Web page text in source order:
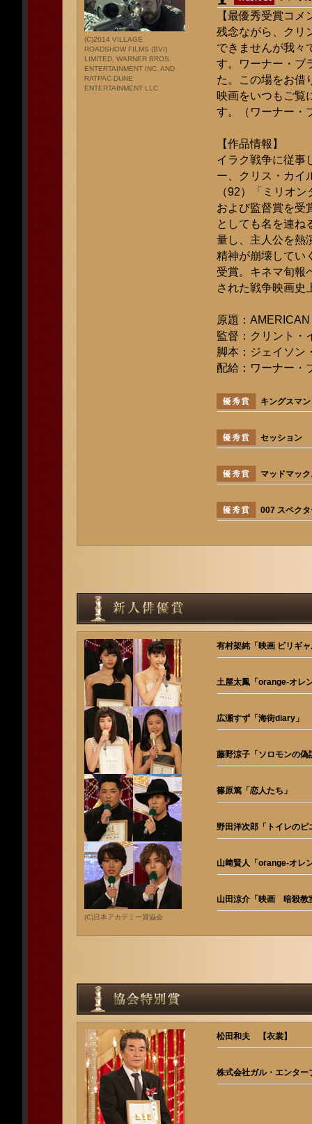
(C)2014 VILLAGE
ROADSHOW FILMS (BVI)
LIMITED, WARNER BROS.
ENTERTAINMENT INC. AND
RATPAC-DUNE
ENTERTAINMENT LLC
【最優秀受賞コメ
残念ながら、クリ
できませんが我々
す。ワーナー・ブ
た。この場をお借
映画をいつもご覧
す。（ワーナー・
【作品情報】
イラク戦争に従事
ー、クリス・カイ
（92）「ミリオ
および監督賞を受
としても名を連ね
量し、主人公を熱
精神が崩壊してい
受賞。キネマ旬報
された戦争映画史
原題：
監督：クリント・
脚本：ジェイソン
配給：ワーナー・
キングスマン
セッション
マッドマッ
007 スペク
(C)日本アカデミー賞協会
有村架純「映画 ビリギ
土屋太鳳「orange-オレ
広瀬すず「海街diary」
藤野涼子「ソロモンの偽
篠原篤「恋人たち」
野田洋次郎「トイレのピ
山﨑賢人「orange-オレ
山田涼介「映画 暗殺教
松田和夫 【衣裳】
株式会社ガル・エンタ